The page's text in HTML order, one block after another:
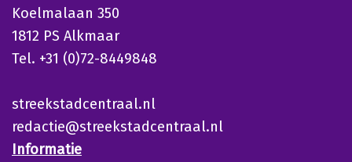
Koelmalaan 350
1812 PS Alkmaar
Tel. +31 (0)72-8449848
streekstadcentraal.nl
redactie@streekstadcentraal.nl
Informatie